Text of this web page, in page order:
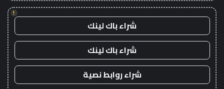
!
شراء باك لينك
شراء باك لينك
شراء روابط نصية